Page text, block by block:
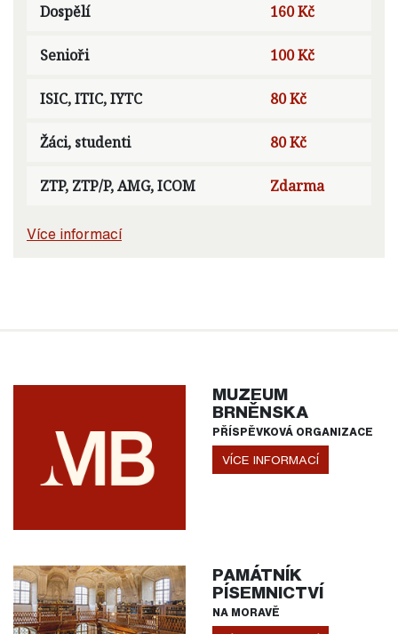
Dospělí 160 Kč
Senioři 100 Kč
ISIC, ITIC, IYTC 80 Kč
Žáci, studenti 80 Kč
ZTP, ZTP/P, AMG, ICOM Zdarma
Více informací
MUZEUM
BRNĚNSKA
PŘÍSPĚVKOVÁ ORGANIZACE
VÍCE INFORMACÍ
PAMÁTNÍK
PÍSEMNICTVÍ
NA MORAVĚ